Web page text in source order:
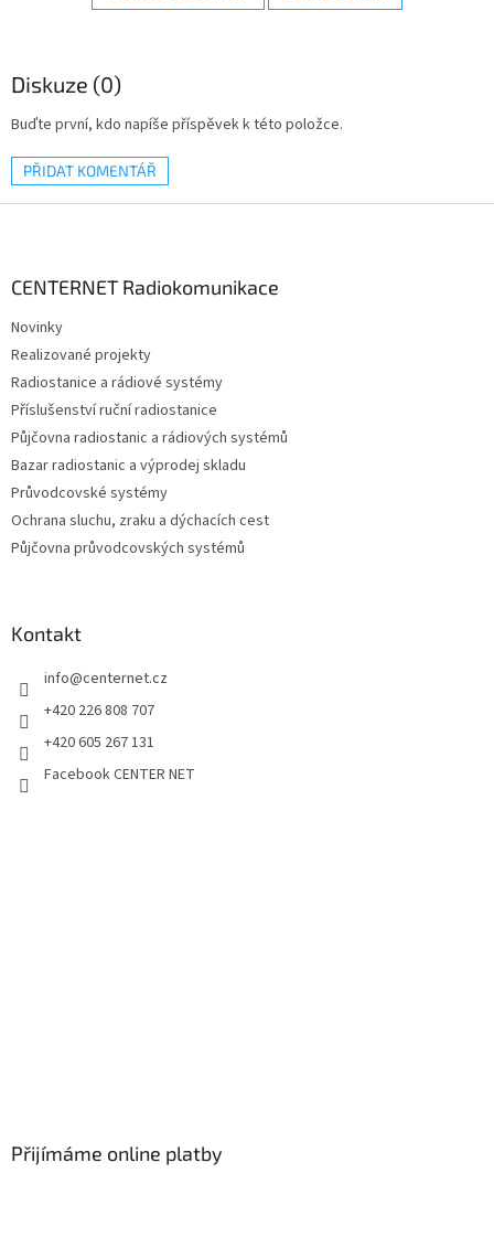
Diskuze (0)
Buďte první, kdo napíše příspěvek k této položce.
PŘIDAT KOMENTÁŘ
CENTERNET Radiokomunikace
Novinky
Realizované projekty
Radiostanice a rádiové systémy
Příslušenství ruční radiostanice
Půjčovna radiostanic a rádiových systémů
Bazar radiostanic a výprodej skladu
Průvodcovské systémy
Ochrana sluchu, zraku a dýchacích cest
Půjčovna průvodcovských systémů
Kontakt
info@centernet.cz
+420 226 808 707
+420 605 267 131
Facebook CENTER NET
Přijímáme online platby